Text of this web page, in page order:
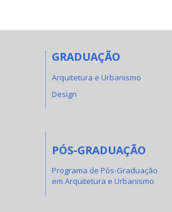
GRADUAÇÃO
Arquitetura e Urbanismo
Design
PÓS-GRADUAÇÃO
Programa de Pós-Graduação
em Arquitetura e Urbanismo